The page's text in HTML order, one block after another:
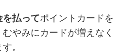
を払ってポイントカードを
やみにカードが増えなく
。